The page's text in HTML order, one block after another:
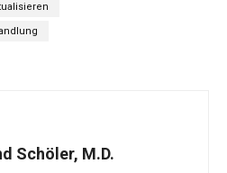
Schöler, M.D.